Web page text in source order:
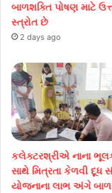
બાળશક્તિ પોષણ માટે
સ્ત્રોત છે
2 days ago
કલેક્ટરશ્રીએ નાના
સાથે મિત્રતા કેળવી દૂધ
યોજનાના લાભ અંગે